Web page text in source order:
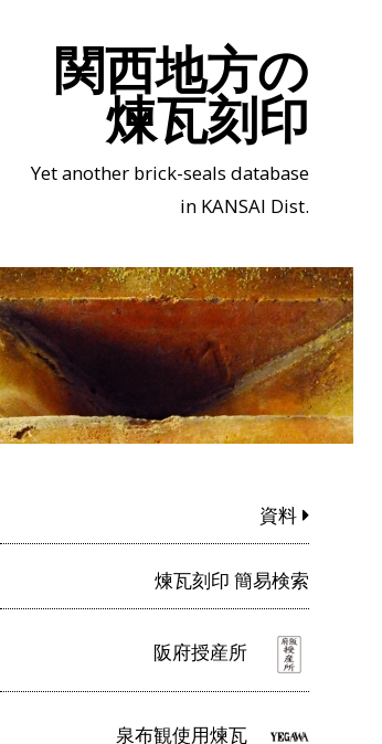
関西地方の
煉瓦刻印
Yet another brick-seals database
in KANSAI Dist.
資料
煉瓦刻印 簡易検索
阪府授産所
泉布観使用煉瓦